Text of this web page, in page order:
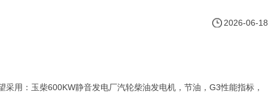
2026-06-18
采用：玉柴600KW静音发电厂汽轮柴油发电机，节油，G3性能指标，